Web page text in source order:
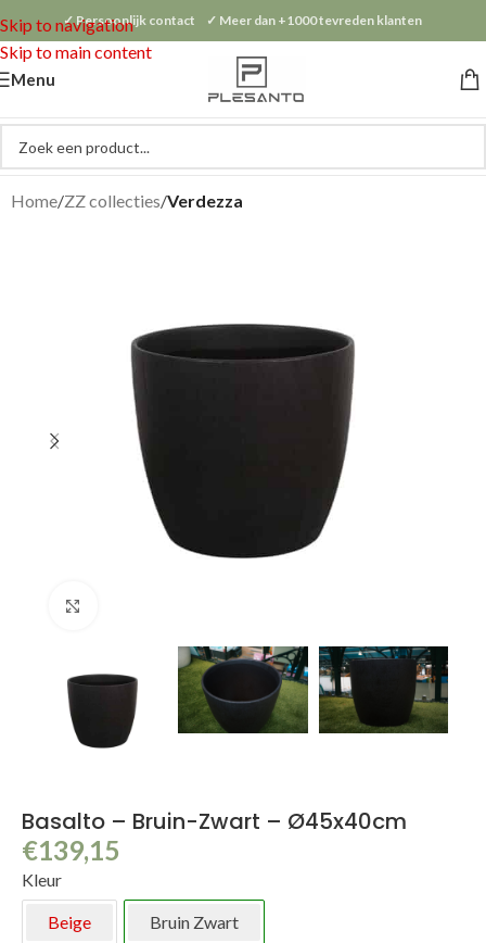
Skip to navigation
Skip to main content
✓ Persoonlijk contact ✓ Meer dan +1000 tevreden klanten
Menu
Home ZZ collecties Verdezza
Basalto – Bruin-Zwart – Ø45x40cm
€139,15
Kleur
Beige Bruin Zwart